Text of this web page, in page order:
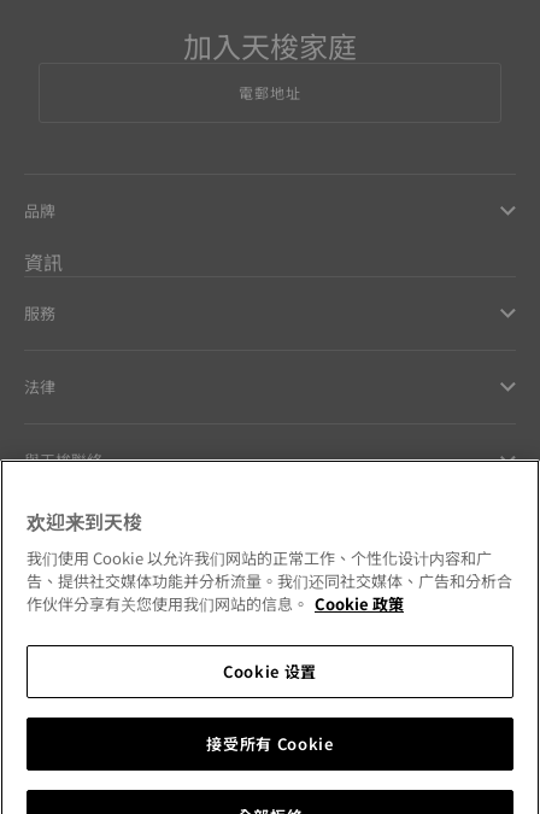
加入天梭家庭
電郵地址
品牌
資訊
服務
法律
與天梭聯絡
Our commitments
Hong Kong SAR•香港特別行政區
Change country
欢迎来到天梭
我们使用 Cookie 以允许我们网站的正常工作、个性化设计内容和广
告、提供社交媒体功能并分析流量。我们还同社交媒体、广告和分析合
作伙伴分享有关您使用我们网站的信息。 Cookie 政策
Cookie 设置
接受所有 Cookie